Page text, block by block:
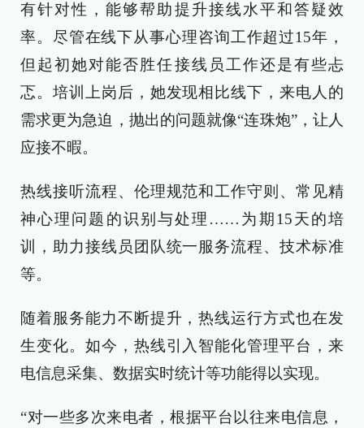
有针对性，能够帮助提升接线水平和答疑效
率。尽管在线下从事心理咨询工作超过15年，
但起初她对能否胜任接线员工作还是有些忐
忑。培训上岗后，她发现相比线下，来电人的
需求更为急迫，抛出的问题就像“连珠炮”，让人
应接不暇。
热线接听流程、伦理规范和工作守则、常见精
神心理问题的识别与处理……为期15天的培
训，助力接线员团队统一服务流程、技术标准
等。
随着服务能力不断提升，热线运行方式也在发
生变化。如今，热线引入智能化管理平台，来
电信息采集、数据实时统计等功能得以实现。
“对一些多次来电者，根据平台以往来电信息，